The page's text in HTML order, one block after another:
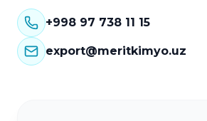
+998 97 738 11 15
export@meritkimyo.uz